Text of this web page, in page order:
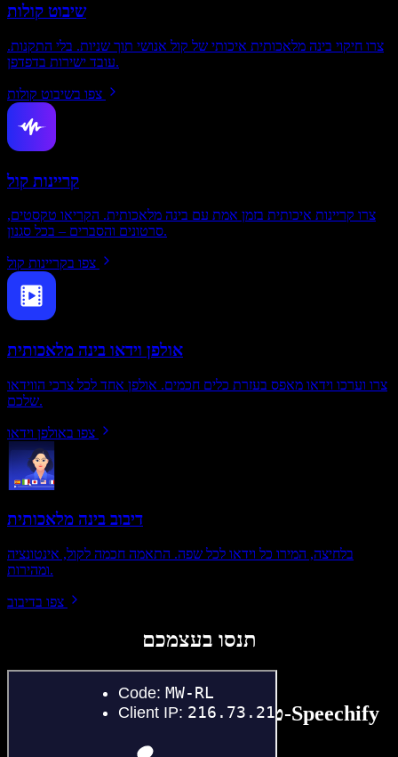
שיבוט קולות
צרו חיקוי בינה מלאכותית איכותי של קול אנושי תוך שניות. בלי התקנות.
עובד ישירות בדפדפן.
צפו בשיבוט קולות
קריינות קול
צרו קריינות איכותית בזמן אמת עם בינה מלאכותית. הקריאו טקסטים,
סרטונים והסברים – בכל סגנון.
צפו בקריינות קול
אולפן וידאו בינה מלאכותית
צרו וערכו וידאו מאפס בעזרת כלים חכמים. אולפן אחד לכל צרכי הווידאו
שלכם.
צפו באולפן וידאו
דיבוב בינה מלאכותית
בלחיצה, המירו כל וידאו לכל שפה. התאמה חכמה לקול, אינטונציה
ומהירות.
צפו בדיבוב
תנסו בעצמכם
טעימה קטנה ממה שתוכלו ליצור ב-Speechify